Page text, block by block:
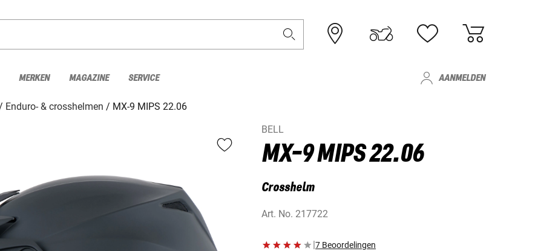
MERKEN MAGAZINE SERVICE AANMELDEN
Enduro- & crosshelmen
MX-9 MIPS 22.06
BELL
MX-9 MIPS 22.06
Crosshelm
Art. No. 217722
|7 Beoordelingen